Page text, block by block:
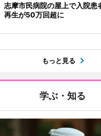
志摩市民病院の屋上で入院
再生が50万回超に
もっと見る
学ぶ・知る